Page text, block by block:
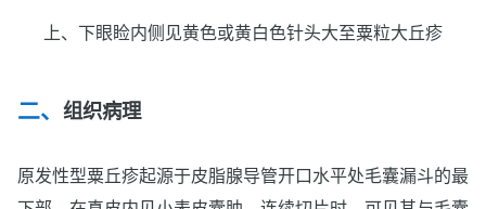
上、下眼睑内侧见黄色或黄白色针头大至粟粒大丘疹
组织病理
原发性型粟丘疹起源于皮脂腺导管开口水平处毛囊漏斗的最